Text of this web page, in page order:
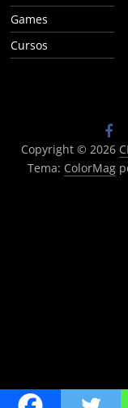
Games
Cursos
Copyright © 2026
Tema: ColorMag